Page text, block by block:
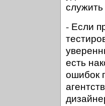
- Если
есть
ошибок